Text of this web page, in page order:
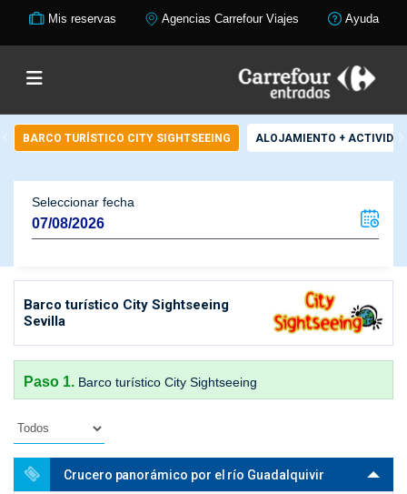
Mis reservas Agencias Carrefour Viajes Ayuda
BARCO TURÍSTICO CITY SIGHTSEEING ALOJAMIENTO +
Seleccionar fecha
Barco turístico City Sightseeing
Sevilla
Paso 1. Barco turístico City Sightseeing
Crucero panorámico por el río Guadalquivir